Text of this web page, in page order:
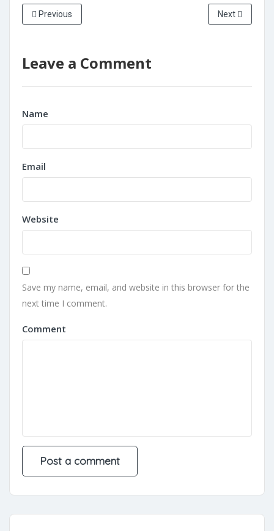
Previous Next
Leave a Comment
Name
Email
Website
Save my name, email, and website in this browser for the
next time I comment.
Comment